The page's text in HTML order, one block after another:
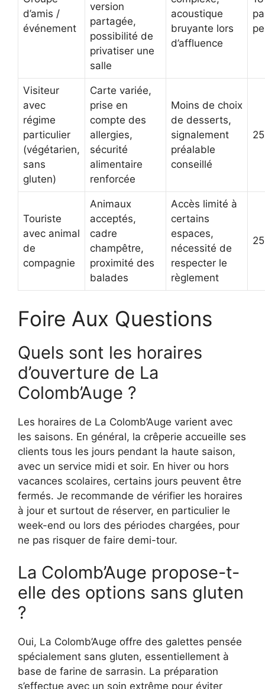
d’amis /
événement
version
partagée,
possibilité de
privatiser une
salle
acoustique
bruyante lors
d’affluence
Visiteur
avec
régime
particulier
(végétarien,
sans
gluten)
Carte variée,
prise en
compte des
allergies,
sécurité
alimentaire
renforcée
Moins de choix
de desserts,
signalement
préalable
conseillé
Touriste
avec animal
de
compagnie
Animaux
acceptés,
cadre
champêtre,
proximité des
balades
Accès limité à
certains
espaces,
nécessité de
respecter le
règlement
Foire Aux Questions
Quels sont les horaires
d’ouverture de La
Colomb’Auge ?
Les horaires de La Colomb’Auge varient avec
les saisons. En général, la crêperie accueille ses
clients tous les jours pendant la haute saison,
avec un service midi et soir. En hiver ou hors
vacances scolaires, certains jours peuvent être
fermés. Je recommande de vérifier les horaires
à jour et surtout de réserver, en particulier le
week-end ou lors des périodes chargées, pour
ne pas risquer de faire demi-tour.
La Colomb’Auge propose-t-
elle des options sans gluten
?
Oui, La Colomb’Auge offre des galettes pensée
spécialement sans gluten, essentiellement à
base de farine de sarrasin. La préparation
s’effectue avec un soin extrême pour éviter